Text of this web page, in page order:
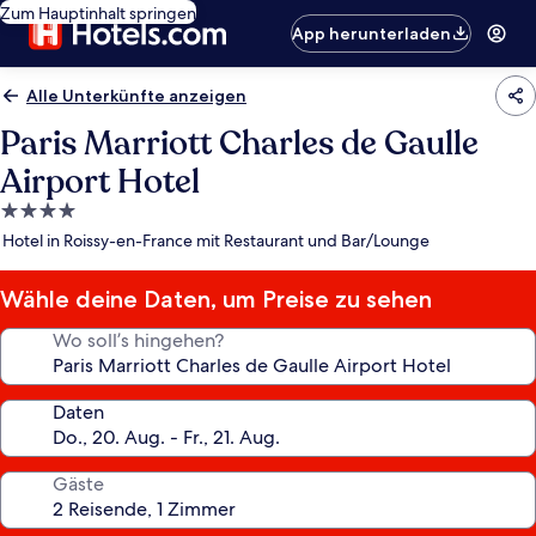
Zum Hauptinhalt springen
App herunterladen
Alle Unterkünfte anzeigen
Paris Marriott Charles de Gaulle
Airport Hotel
4.0-
Sterne-
Hotel in Roissy-en-France mit Restaurant und Bar/Lounge
Wähle deine Daten, um Preise zu sehen
Wo soll’s hingehen?
Daten
Gäste